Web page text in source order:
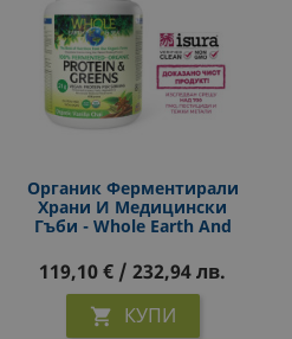
Органик Ферментирали
Храни И Медицински
Гъби - Whole Earth And
Протеин И
Антиоксиданти, 656 G,
Прах
119,10 € / 232,94 лв.
 КУПИ